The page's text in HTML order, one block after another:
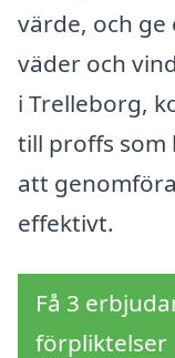
värde, och
väder och
i Trelleborg,
till proffs som
att
effektivt.
Få 3
förpliktelser